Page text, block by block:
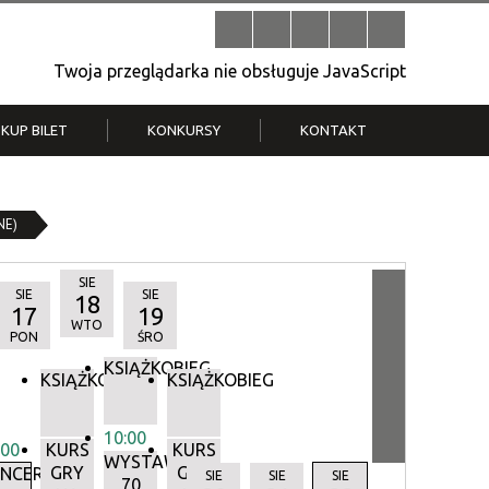
Twoja przeglądarka nie obsługuje JavaScript
KUP BILET KONKURSY
T.
KONTAKT
SIE
17
PON
KSIĄŻKOBIEG
KURS
GRY
SIE
18
WTO
KSIĄŻKOBIEG
10:00
WYSTAWA:
70
SIE
19
ŚRO
KSIĄŻKOBIEG
KURS
GRYSIE SIE SIE